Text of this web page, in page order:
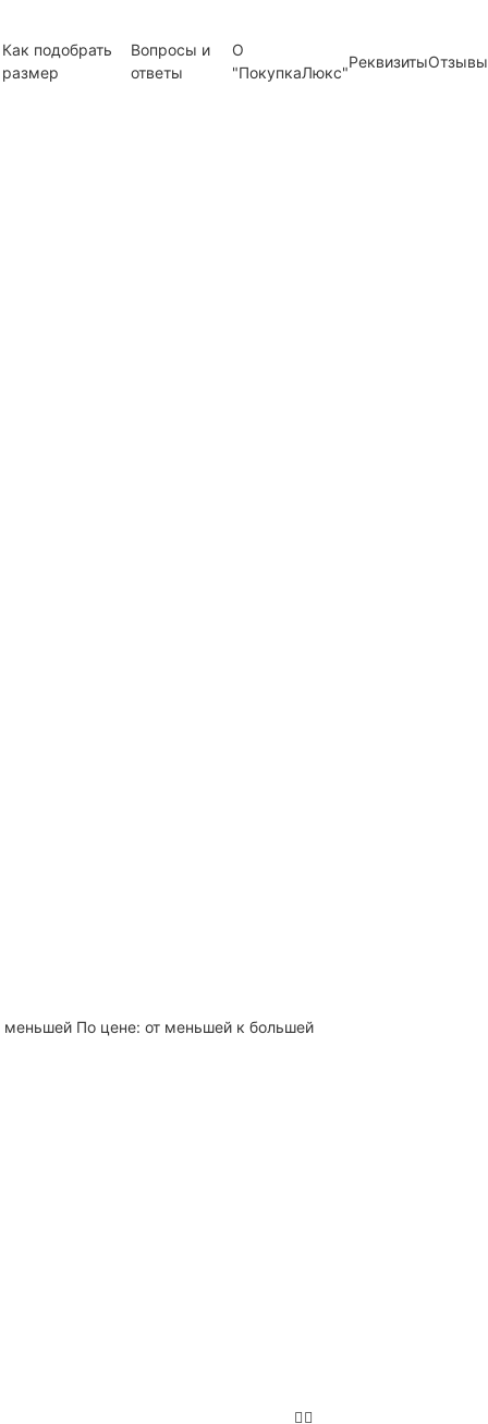
Как подобрать
размер
Вопросы и
ответы
О
"ПокупкаЛюкс"
РеквизитыОтзывы
меньшей По цене: от меньшей к большей